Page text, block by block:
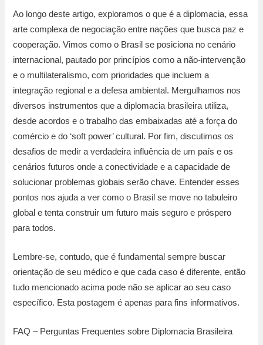
Ao longo deste artigo, exploramos o que é a diplomacia, essa
arte complexa de negociação entre nações que busca paz e
cooperação. Vimos como o Brasil se posiciona no cenário
internacional, pautado por princípios como a não-intervenção
e o multilateralismo, com prioridades que incluem a
integração regional e a defesa ambiental. Mergulhamos nos
diversos instrumentos que a diplomacia brasileira utiliza,
desde acordos e o trabalho das embaixadas até a força do
comércio e do ‘soft power’ cultural. Por fim, discutimos os
desafios de medir a verdadeira influência de um país e os
cenários futuros onde a conectividade e a capacidade de
solucionar problemas globais serão chave. Entender esses
pontos nos ajuda a ver como o Brasil se move no tabuleiro
global e tenta construir um futuro mais seguro e próspero
para todos.
Lembre-se, contudo, que é fundamental sempre buscar
orientação de seu médico e que cada caso é diferente, então
tudo mencionado acima pode não se aplicar ao seu caso
específico. Esta postagem é apenas para fins informativos.
FAQ – Perguntas Frequentes sobre Diplomacia Brasileira